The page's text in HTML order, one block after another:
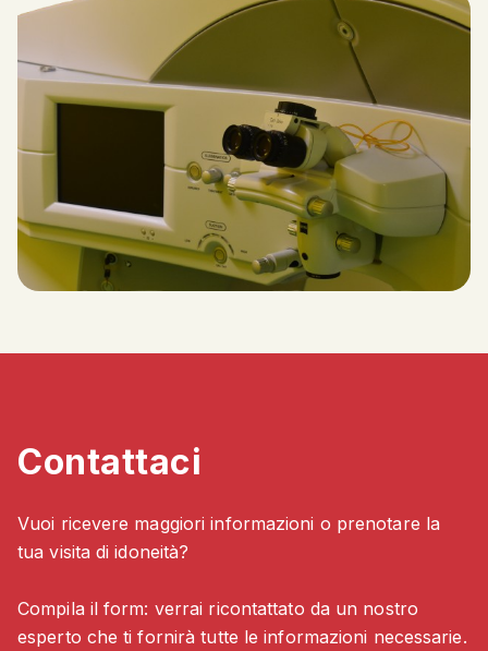
Contattaci
Vuoi ricevere maggiori informazioni o prenotare la
tua visita di idoneità?
Compila il form: verrai ricontattato da un nostro
esperto che ti fornirà tutte le informazioni necessarie.